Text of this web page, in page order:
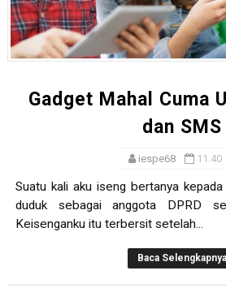
Gadget Mahal Cuma
dan SMS
iespe68 11.40
Suatu kali aku iseng bertanya
duduk sebagai anggota DPRD
Keisenganku itu terbersit setelah...
Baca Selengkapnya